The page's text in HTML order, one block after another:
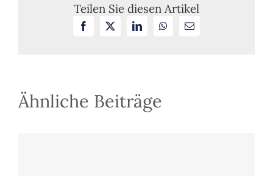
Trauschein
häufiger
Teilen Sie diesen Artikel
Facebook LinkedInWhatsApp
E-
Ähnliche Beiträge